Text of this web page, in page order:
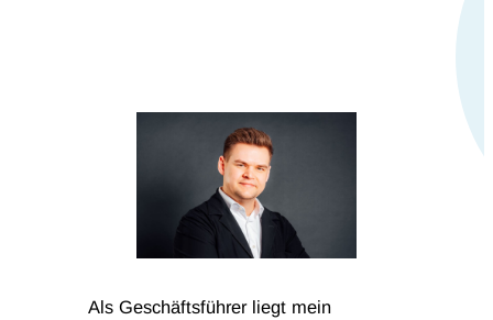
Als Geschäftsführer liegt mein